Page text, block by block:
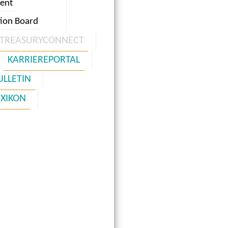
Board
TREASURYCONNECT
KARRIEREPORTAL